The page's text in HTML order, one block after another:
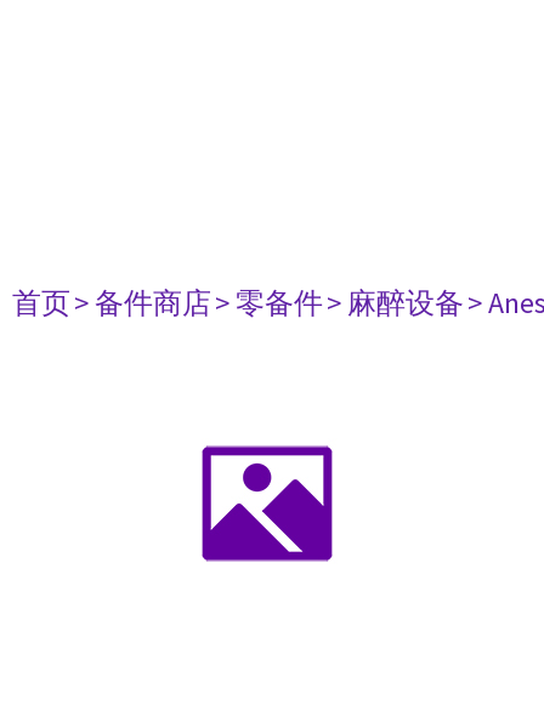
首页> 备件商店> 零备件> 麻醉设备>